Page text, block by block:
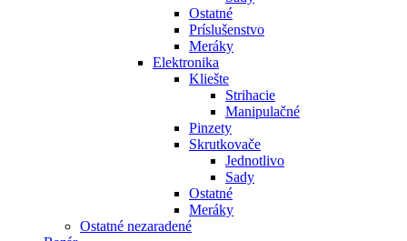
Ostatné
Príslušenstvo
Meráky
Elektronika
Kliešte
Strihacie
Manipulačné
Pinzety
Skrutkovače
Jednotlivo
Sady
Ostatné
Meráky
Ostatné nezaradené